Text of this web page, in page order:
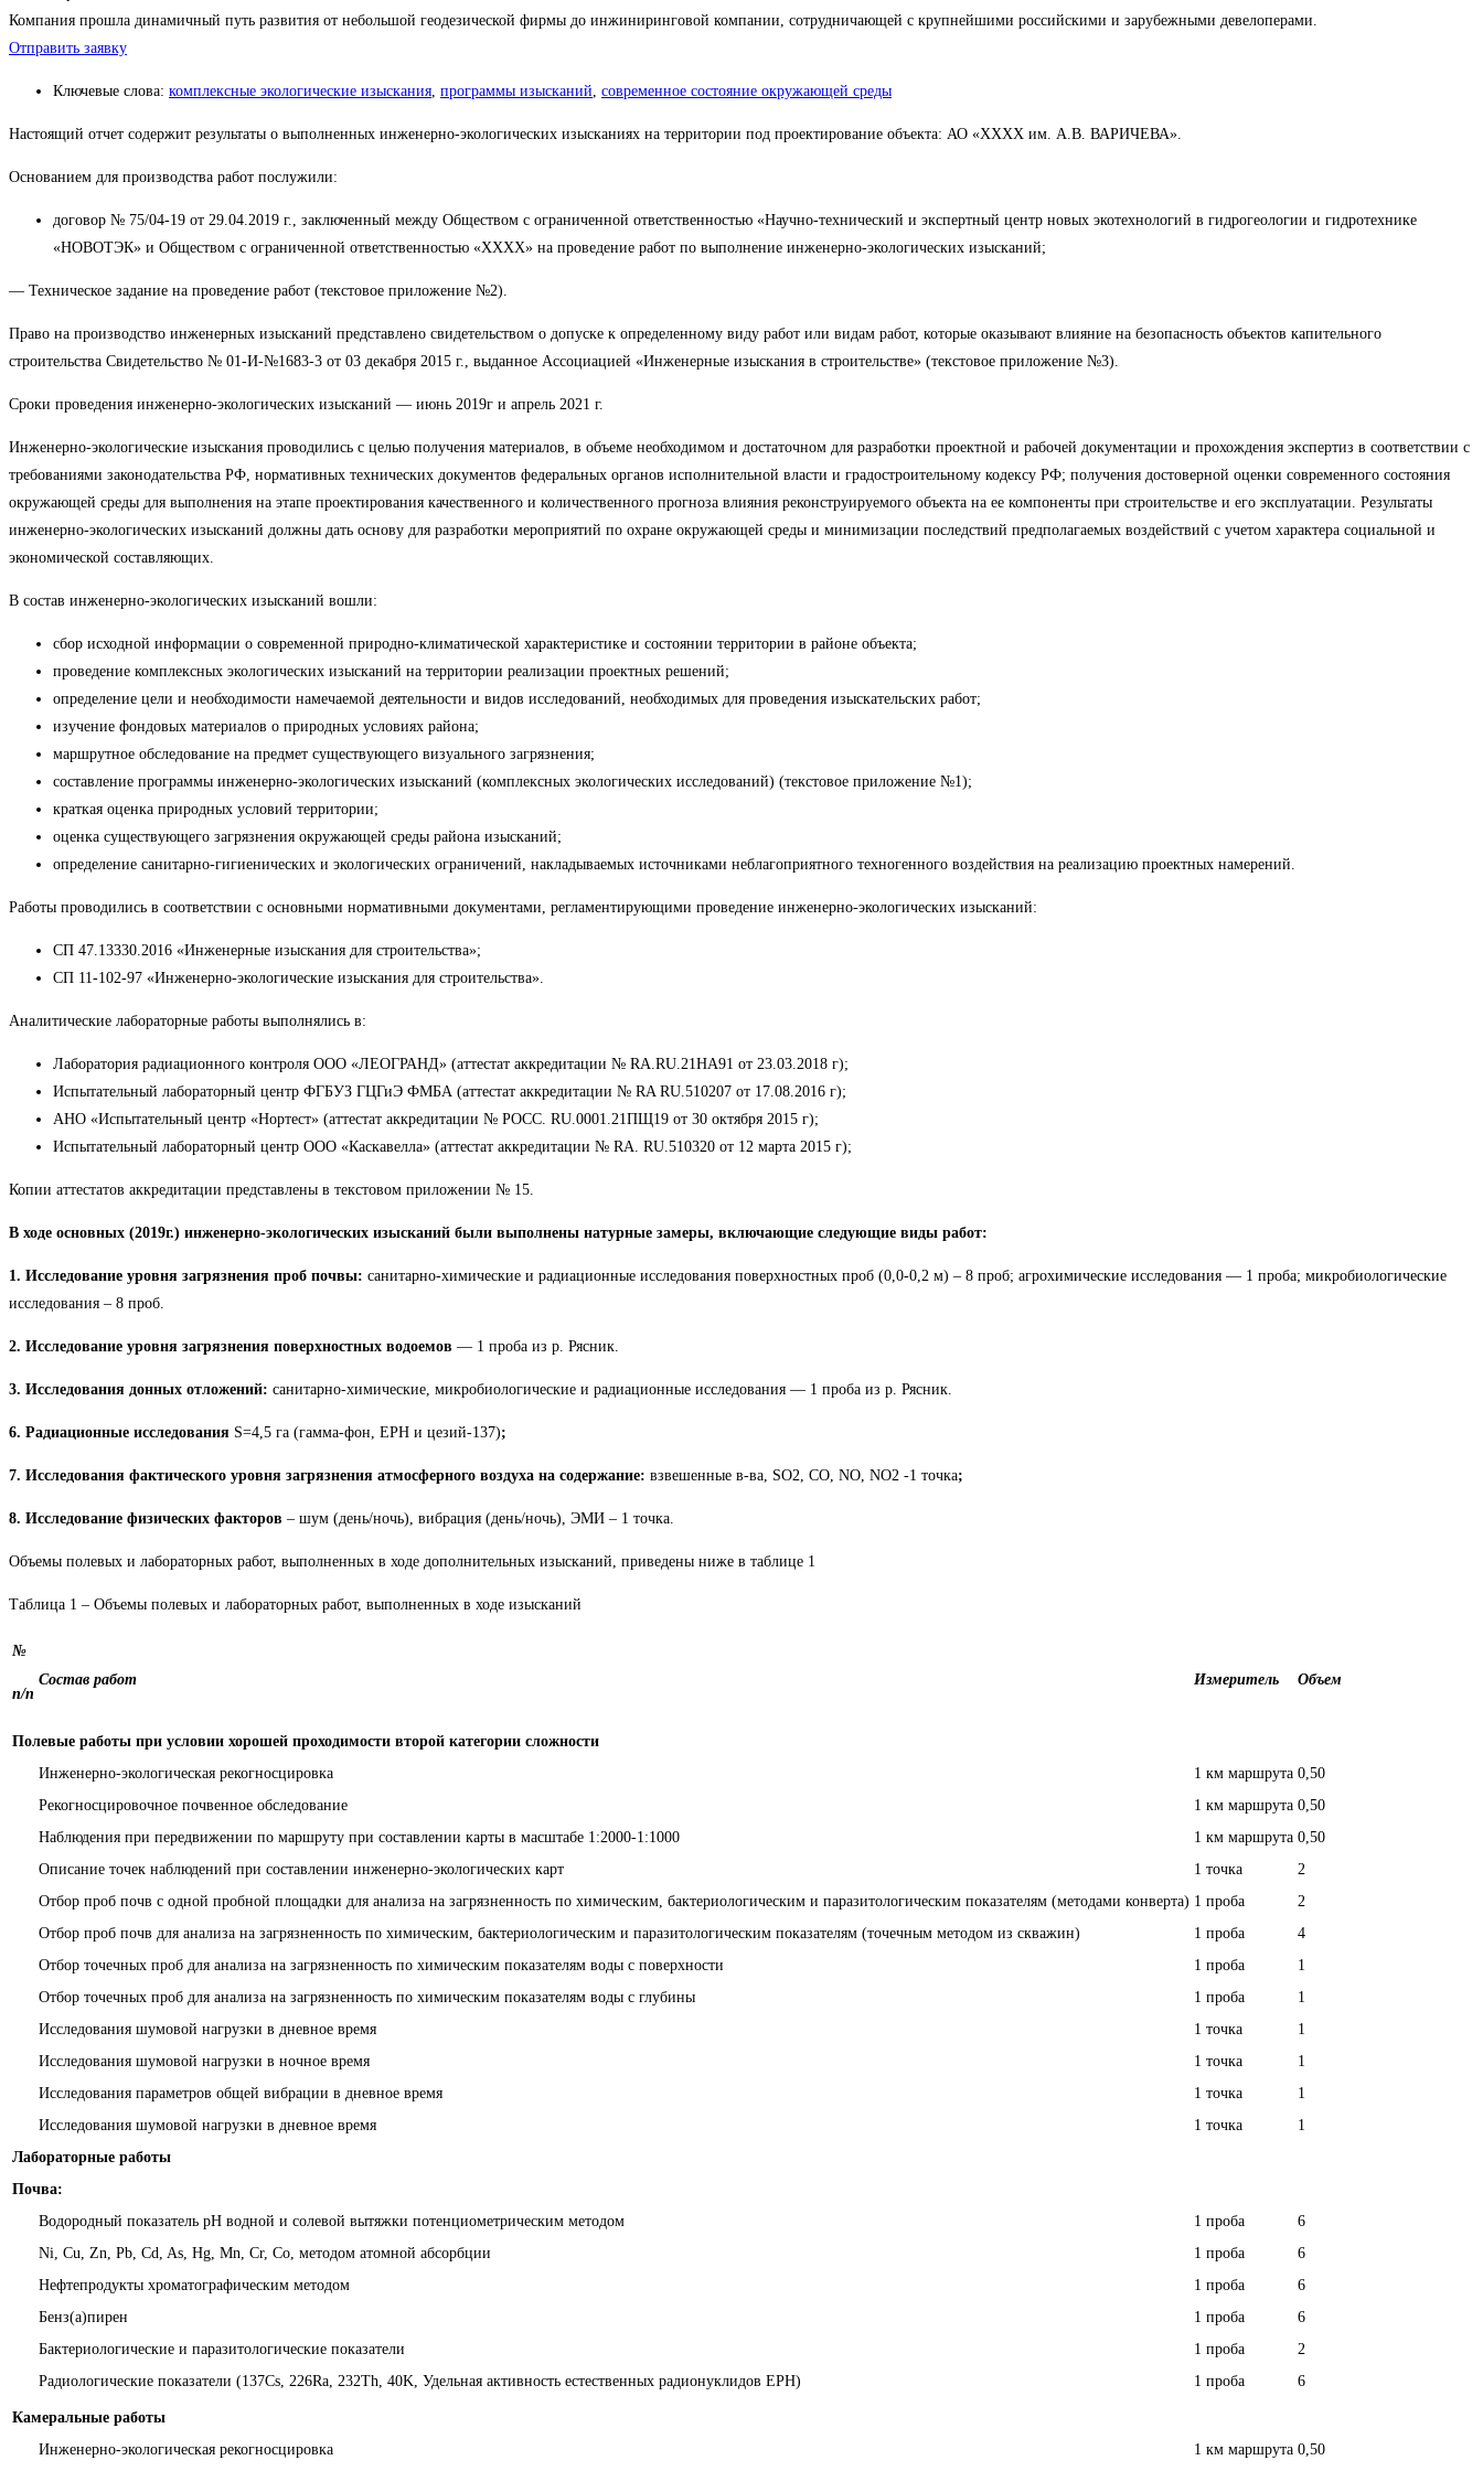
Компания прошла динамичный путь развития от небольшой геодезической фирмы до инжиниринговой компании, сотрудничающей с крупнейшими российскими и зарубежными девелоперами.
Отправить заявку
Ключевые слова: комплексные экологические изыскания, программы изысканий, современное состояние окружающей среды
Настоящий отчет содержит результаты о выполненных инженерно-экологических изысканиях на территории под проектирование объекта: АО «ХХХХ им. А.В. ВАРИЧЕВА».
Основанием для производства работ послужили:
договор № 75/04-19 от 29.04.2019 г., заключенный между Обществом с ограниченной ответственностью «Научно-технический и экспертный центр новых экотехнологий в гидрогеологии и гидротехнике
«НОВОТЭК» и Обществом с ограниченной ответственностью «ХХХХ» на проведение работ по выполнение инженерно-экологических изысканий;
— Техническое задание на проведение работ (текстовое приложение №2).
Право на производство инженерных изысканий представлено свидетельством о допуске к определенному виду работ или видам работ, которые оказывают влияние на безопасность объектов капительного
строительства Свидетельство № 01-И-№1683-3 от 03 декабря 2015 г., выданное Ассоциацией «Инженерные изыскания в строительстве» (текстовое приложение №3).
Сроки проведения инженерно-экологических изысканий — июнь 2019г и апрель 2021 г.
Инженерно-экологические изыскания проводились с целью получения материалов, в объеме необходимом и достаточном для разработки проектной и рабочей документации и прохождения экспертиз в соответствии с
требованиями законодательства РФ, нормативных технических документов федеральных органов исполнительной власти и градостроительному кодексу РФ; получения достоверной оценки современного состояния
окружающей среды для выполнения на этапе проектирования качественного и количественного прогноза влияния реконструируемого объекта на ее компоненты при строительстве и его эксплуатации. Результаты
инженерно-экологических изысканий должны дать основу для разработки мероприятий по охране окружающей среды и минимизации последствий предполагаемых воздействий с учетом характера социальной и
экономической составляющих.
В состав инженерно-экологических изысканий вошли:
сбор исходной информации о современной природно-климатической характеристике и состоянии территории в районе объекта;
проведение комплексных экологических изысканий на территории реализации проектных решений;
определение цели и необходимости намечаемой деятельности и видов исследований, необходимых для проведения изыскательских работ;
изучение фондовых материалов о природных условиях района;
маршрутное обследование на предмет существующего визуального загрязнения;
составление программы инженерно-экологических изысканий (комплексных экологических исследований) (текстовое приложение №1);
краткая оценка природных условий территории;
оценка существующего загрязнения окружающей среды района изысканий;
определение санитарно-гигиенических и экологических ограничений, накладываемых источниками неблагоприятного техногенного воздействия на реализацию проектных намерений.
Работы проводились в соответствии с основными нормативными документами, регламентирующими проведение инженерно-экологических изысканий:
СП 47.13330.2016 «Инженерные изыскания для строительства»;
СП 11-102-97 «Инженерно-экологические изыскания для строительства».
Аналитические лабораторные работы выполнялись в:
Лаборатория радиационного контроля ООО «ЛЕОГРАНД» (аттестат аккредитации № RA.RU.21НА91 от 23.03.2018 г);
Испытательный лабораторный центр ФГБУЗ ГЦГиЭ ФМБА (аттестат аккредитации № RA RU.510207 от 17.08.2016 г);
АНО «Испытательный центр «Нортест» (аттестат аккредитации № РОСС. RU.0001.21ПЩ19 от 30 октября 2015 г);
Испытательный лабораторный центр ООО «Каскавелла» (аттестат аккредитации № RA. RU.510320 от 12 марта 2015 г);
Копии аттестатов аккредитации представлены в текстовом приложении № 15.
В ходе основных (2019г.) инженерно-экологических изысканий были выполнены натурные замеры, включающие следующие виды работ:
1. Исследование уровня загрязнения проб почвы: санитарно-химические и радиационные исследования поверхностных проб (0,0-0,2 м) – 8 проб; агрохимические исследования — 1 проба; микробиологические
исследования – 8 проб.
2. Исследование уровня загрязнения поверхностных водоемов — 1 проба из р. Рясник.
3. Исследования донных отложений: санитарно-химические, микробиологические и радиационные исследования — 1 проба из р. Рясник.
6. Радиационные исследования S=4,5 га (гамма-фон, ЕРН и цезий-137);
7. Исследования фактического уровня загрязнения атмосферного воздуха на содержание: взвешенные в-ва, SO2, CO, NO, NO2 -1 точка;
8. Исследование физических факторов – шум (день/ночь), вибрация (день/ночь), ЭМИ – 1 точка.
Объемы полевых и лабораторных работ, выполненных в ходе дополнительных изысканий, приведены ниже в таблице 1
Таблица 1 – Объемы полевых и лабораторных работ, выполненных в ходе изысканий
№
п/п
Состав работ Измеритель Объем
Полевые работы при условии хорошей проходимости второй категории сложности
Инженерно-экологическая рекогносцировка
1 км маршрута 0,50
Рекогносцировочное почвенное обследование
1 км маршрута 0,50
Наблюдения при передвижении по маршруту при составлении карты в масштабе 1:2000-1:1000
1 км маршрута 0,50
Описание точек наблюдений при составлении инженерно-экологических карт
1 точка
2
Отбор проб почв с одной пробной площадки для анализа на загрязненность по химическим, бактериологическим и паразитологическим показателям (методами конверта) 1 проба
2
Отбор проб почв для анализа на загрязненность по химическим, бактериологическим и паразитологическим показателям (точечным методом из скважин)
1 проба
4
Отбор точечных проб для анализа на загрязненность по химическим показателям воды с поверхности
1 проба
1
Отбор точечных проб для анализа на загрязненность по химическим показателям воды с глубины
1 проба
1
Исследования шумовой нагрузки в дневное время
1 точка
1
Исследования шумовой нагрузки в ночное время
1 точка
1
Исследования параметров общей вибрации в дневное время
1 точка
1
Исследования шумовой нагрузки в дневное время
1 точка
1
Лабораторные работы
Почва:
Водородный показатель рН водной и солевой вытяжки потенциометрическим методом
1 проба
6
Ni, Cu, Zn, Pb, Cd, As, Hg, Mn, Cr, Co, методом атомной абсорбции
1 проба
6
Нефтепродукты хроматографическим методом
1 проба
6
Бенз(а)пирен
1 проба
6
Бактериологические и паразитологические показатели
1 проба
2
Радиологические показатели (137Cs, 226Ra, 232Th, 40K, Удельная активность естественных радионуклидов ЕРН)
1 проба 6
Камеральные работы
Инженерно-экологическая рекогносцировка
1 км маршрута 0,50